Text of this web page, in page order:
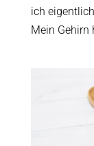
ich
Mein Gehirn